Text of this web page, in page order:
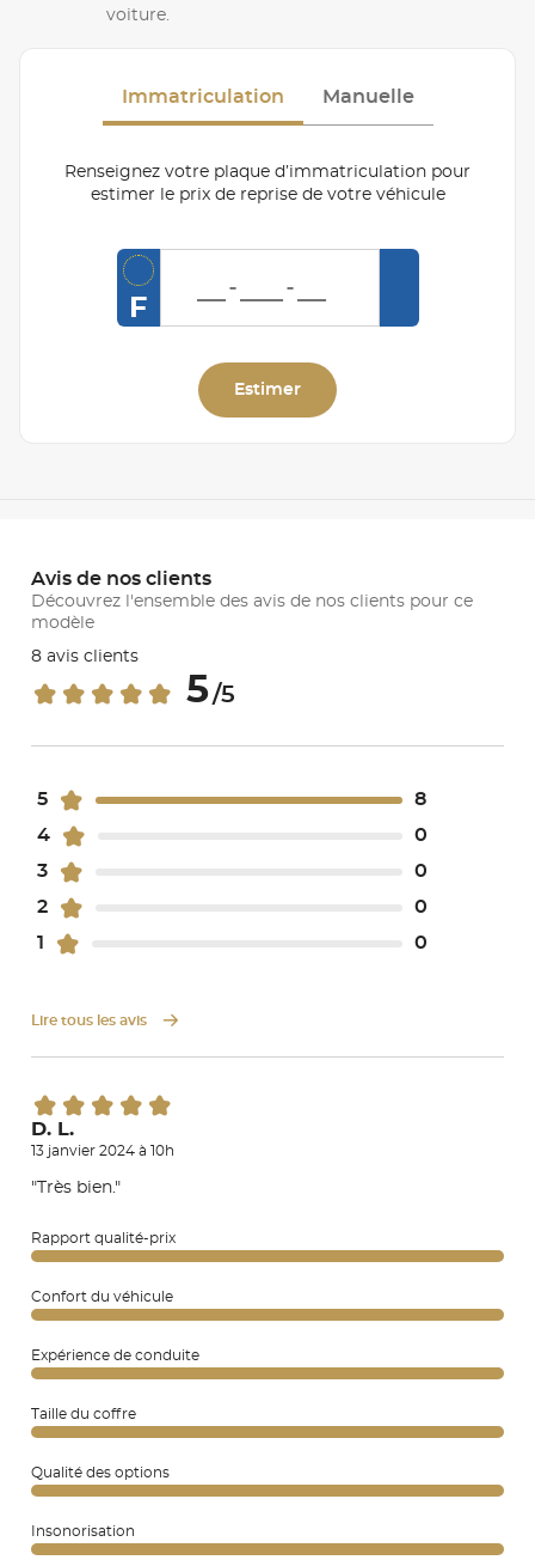
voiture.
Immatriculation Manuelle
Renseignez votre plaque d’immatriculation pour
estimer le prix de reprise de votre véhicule
F
Estimer
Avis de nos clients
Découvrez l'ensemble des avis de nos clients pour ce
modèle
8 avis clients
5/5
5
8
4
0
3
0
2
0
1
0
Lire tous les avis
D. L.
13 janvier 2024 à 10h
"Très bien."
Rapport qualité-prix
Confort du véhicule
Expérience de conduite
Taille du coffre
Qualité des options
Insonorisation